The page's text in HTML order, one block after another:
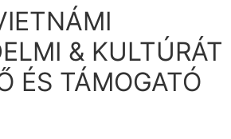
& KULTÚRÁT
ÉS TÁMOGATÓ